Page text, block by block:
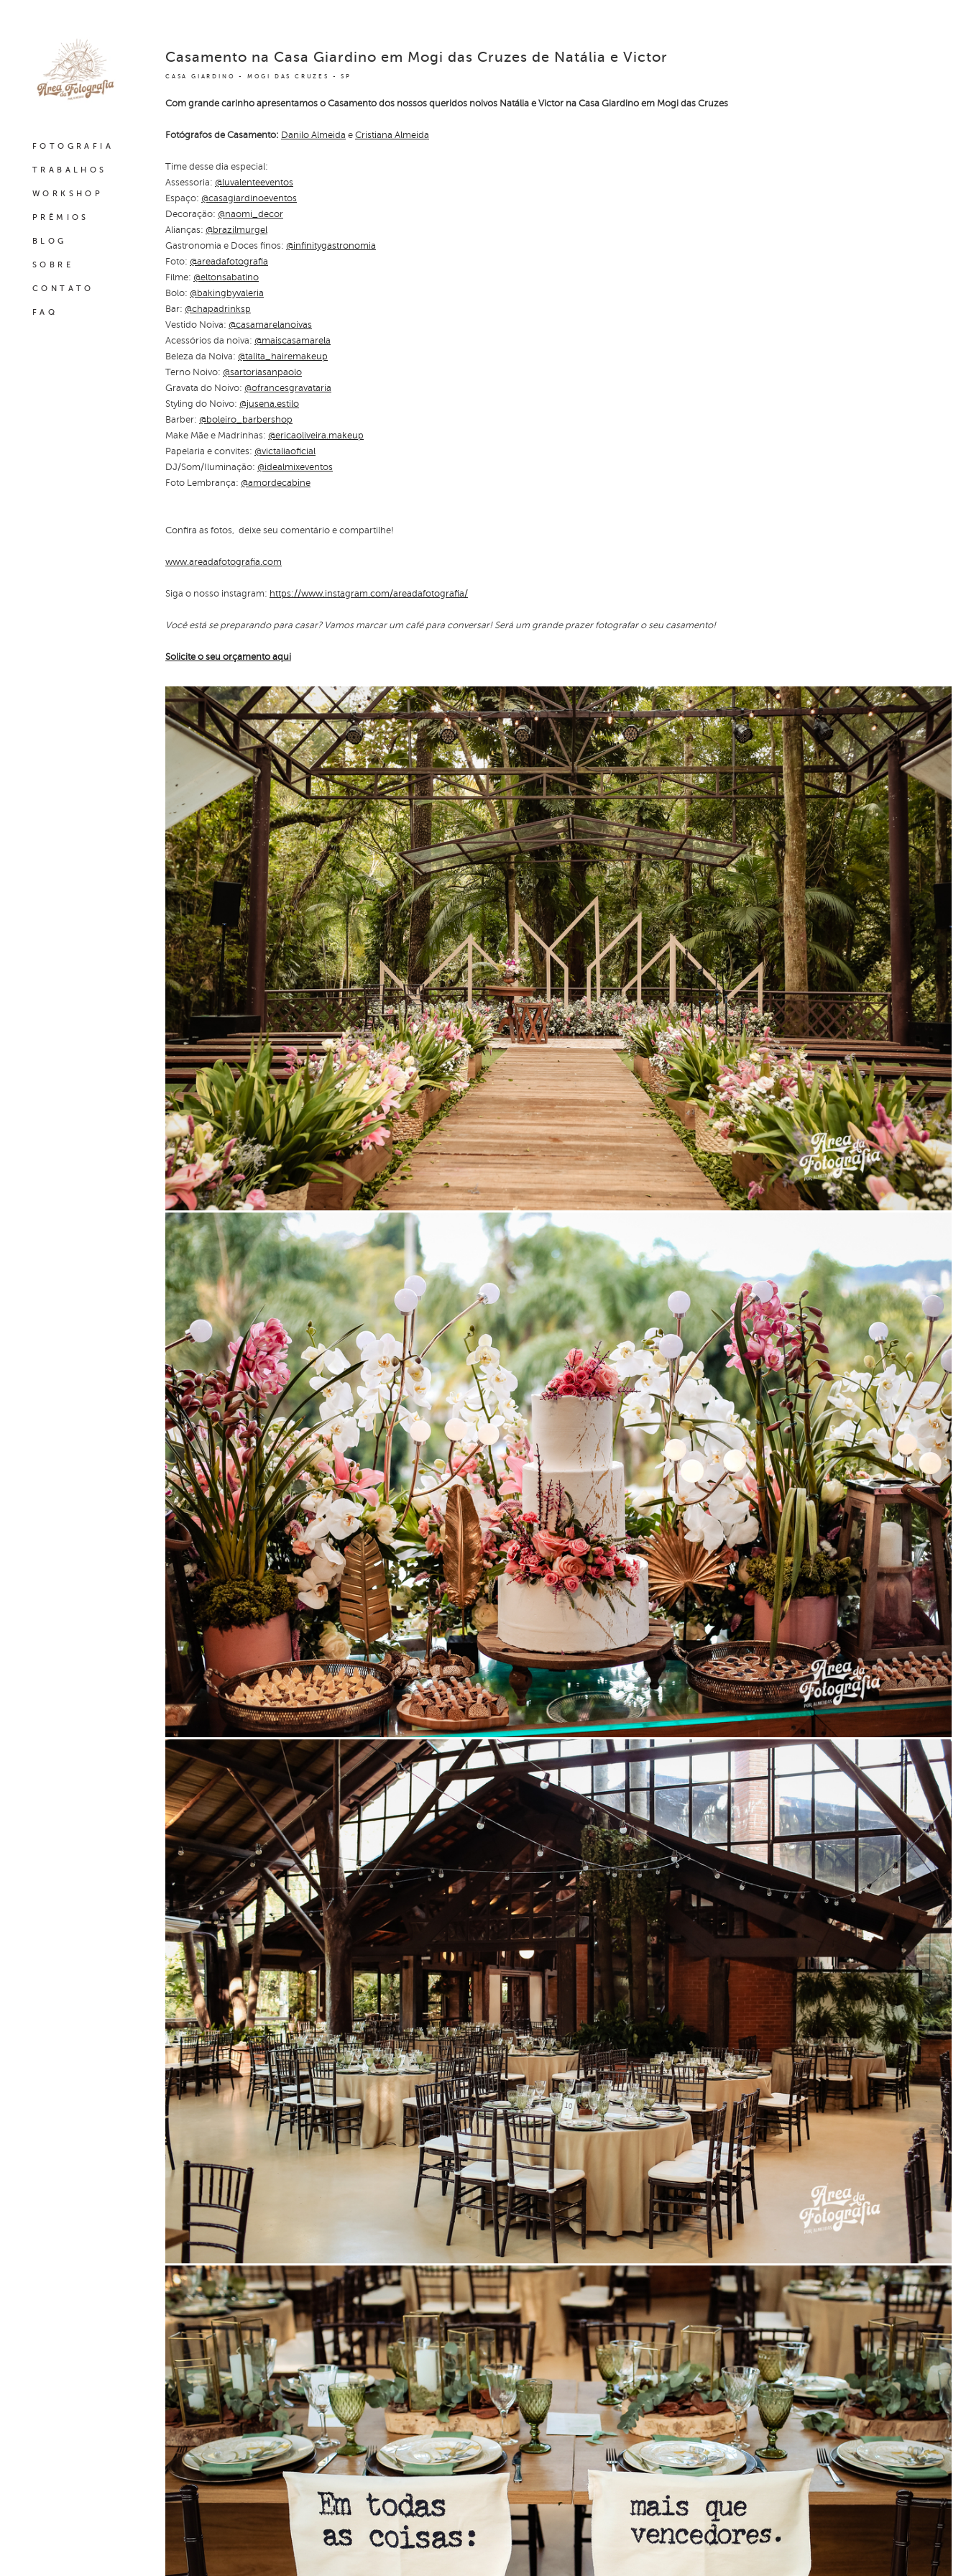
FOTOGRAFIA
TRABALHOS
WORKSHOP
PRÊMIOS
BLOG
SOBRE
CONTATO
FAQ
CASA GIARDINO - MOGI DAS CRUZES - SP
Casamento na Casa Giardino em Mogi das Cruzes de Natália e Victor
Com grande carinho apresentamos o Casamento dos nossos queridos noivos Natália e Victor na Casa Giardino em Mogi das Cruzes
Fotógrafos de Casamento: Danilo Almeida e Cristiana Almeida
Time desse dia especial:
Assessoria: @luvalenteeventos
Espaço: @casagiardinoeventos
Decoração: @naomi_decor
Alianças: @brazilmurgel
Gastronomia e Doces finos: @infinitygastronomia
Foto: @areadafotografia
Filme: @eltonsabatino
Bolo: @bakingbyvaleria
Bar: @chapadrinksp
Vestido Noiva: @casamarelanoivas
Acessórios da noiva: @maiscasamarela
Beleza da Noiva: @talita_hairemakeup
Terno Noivo: @sartoriasanpaolo
Gravata do Noivo: @ofrancesgravataria
Styling do Noivo: @jusena.estilo
Barber: @boleiro_barbershop
Make Mãe e Madrinhas: @ericaoliveira.makeup
Papelaria e convites: @victaliaoficial
DJ/Som/Iluminação: @idealmixeventos
Foto Lembrança: @amordecabine
Confira as fotos, deixe seu comentário e compartilhe!
www.areadafotografia.com
Siga o nosso instagram: https://www.instagram.com/areadafotografia/
Você está se preparando para casar? Vamos marcar um café para conversar! Será um grande prazer fotografar o seu casamento!
Solicite o seu orçamento aqui